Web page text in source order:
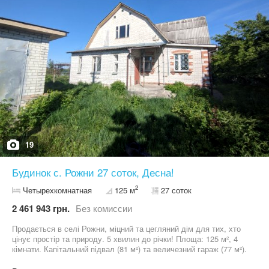
19
Будинок с. Рожни 27 соток, Десна!
Четырехкомнатная 125 м2 27 соток
2 461 943 грн. Без комиссии
Продається в селі Рожни, міцний та цегляний дім для тих, хто
цінує простір та природу. 5 хвилин до річки! Площа: 125 м², 4
кімнати. Капітальний підвал (81 м²) та величезний гараж (77 м²).